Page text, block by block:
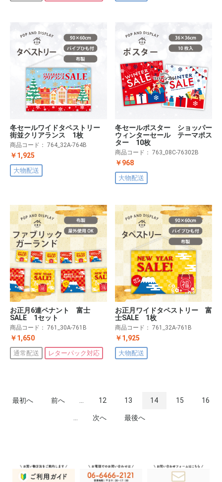
冬セールワイドタペストリー
街並クリアランス 1枚
商品コード： 764_32A-764B
￥1,925
大物配送
冬セールポスター ショッパー
ウィンターセール テーマポス
ター 10枚
商品コード： 763_08C-76302B
￥968
大物配送
お正月6連ペナント 富士
SALE 1セット
商品コード： 761_30A-761B
￥1,650
通常配送 レターパック対応
お正月ワイドタペストリー 富
士SALE 1枚
商品コード： 761_32A-761B
￥1,925
大物配送
最初へ 前へ ... 12 13 14 15 16
... 次へ 最後へ